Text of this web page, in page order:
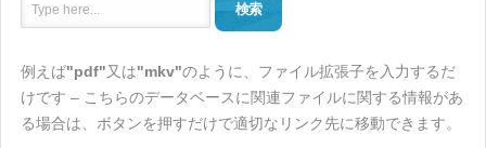
検索
例えば"pdf"又は"mkv"のように、ファイル拡張子を入力するだ
けです – こちらのデータベースに関連ファイルに関する情報があ
る場合は、ボタンを押すだけで適切なリンク先に移動できます。